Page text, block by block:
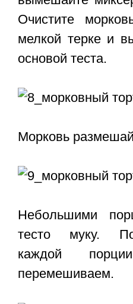
Очистите
мелкой терке и
основой теста.
Морковь
Небольшими
тесто муку.
каждой
перемешиваем.